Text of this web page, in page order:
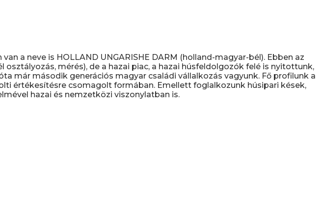
a neve is HOLLAND UNGARISHE DARM (holland-magyar-bél). Ebben az
mérés), de a hazai piac, a hazai húsfeldolgozók felé is nyitottunk,
már második generációs magyar családi vállalkozás vagyunk. Fő profilunk a
értékesítésre csomagolt formában. Emellett foglalkozunk húsipari kések,
hazai és nemzetközi viszonylatban is.